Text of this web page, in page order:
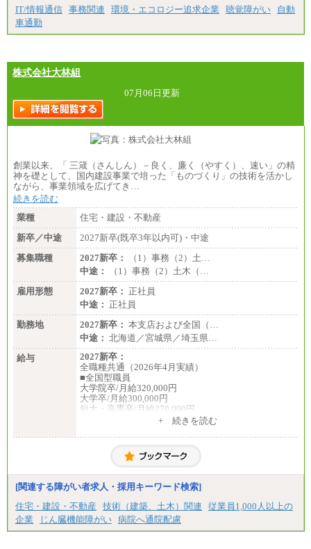
IT/情報通信 事務関連 環境・エコロジー追求企業 聴覚障がい
自動
車通勤
株式会社大林組
07月06日更新
創業以来、「 三箴（さんしん）－良く、廉く（やすく）、速い」の精
神を礎として、国内建設事業で培った「ものづくり」の技術を活かし
ながら、事業領域を広げてき…
続きを読む
業種
住宅・建設・不動産
新卒／中途
2027新卒(既卒3年以内可)・中途
募集職種
2027新卒：
（1）事務（2）土…
中途：
（1）事務（2）土木（…
雇用形態
2027新卒： 正社員
中途： 正社員
勤務地
2027新卒： 本支店および全国（…
中途： 北海道／宮城県／埼玉県…
給与
2027新卒：
全職種共通（2026年4月実績）
■全国型職員
大学院卒/月給320,000円
大学卒/月給300,000円
短大・高専卒/月給270,000円
大学院卒/月給256,000円～288,000円
大学卒/月給240,000円～270,000円
短大・高専卒/月給216,000円～243,000円
■特定職員※
大学院卒/月給234,000円～263,000円
大学卒/月給219,000円～246,000円
短大・高専卒/月給197,000円～222,000円
※拠点型職員、特定職員の給与は、生活の拠点が定
+ 続きを読む
[関連する障がい者求人・採用キーワード検索]
住宅・建設・不動産
技術（建築、土木）関連
従業員1,000人以上の
企業
じん臓機能障がい 病院へ通院配慮